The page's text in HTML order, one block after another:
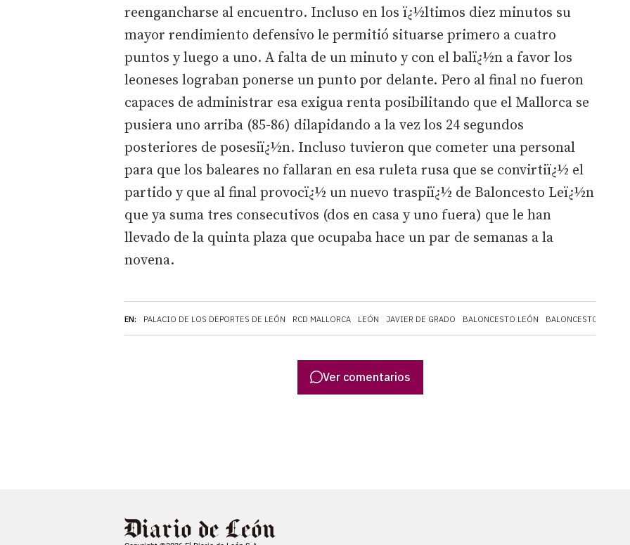
EN: PALACIO DE LOS DEPORTES DE LEÓN RCD MALLORCA LEÓN JAVIER DE GRADO BALONCESTO LEÓN BALONCESTO
reengancharse al encuentro. Incluso en los ï¿½ltimos diez minutos su
mayor rendimiento defensivo le permitió situarse primero a cuatro
puntos y luego a uno. A falta de un minuto y con el balï¿½n a favor los
leoneses lograban ponerse un punto por delante. Pero al final no fueron
capaces de administrar esa exigua renta posibilitando que el Mallorca se
pusiera uno arriba (85-86) dilapidando a la vez los 24 segundos
posteriores de posesiï¿½n. Incluso tuvieron que cometer una personal
para que los baleares no fallaran en esa ruleta rusa que se convirtiï¿½ el
partido y que al final provocï¿½ un nuevo traspiï¿½ de Baloncesto Leï¿½n
que ya suma tres consecutivos (dos en casa y uno fuera) que le han
llevado de la quinta plaza que ocupaba hace un par de semanas a la
novena.
Ver comentarios